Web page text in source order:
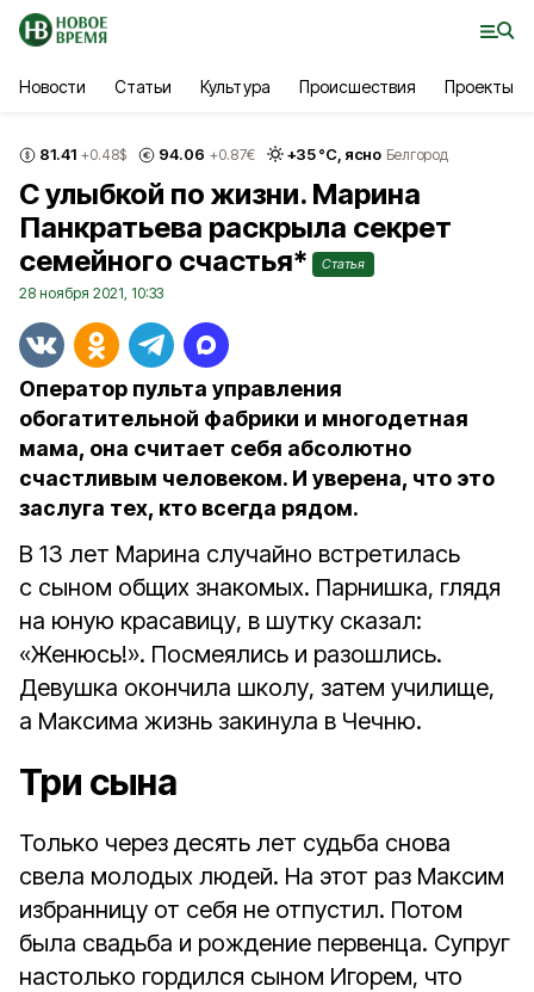
Новости Статьи Культура Происшествия Проекты
81.41 +0.48$ 94.06 +0.87€ +35°С, ясно Белгород
С улыбкой по жизни. Марина
Панкратьева раскрыла секрет
семейного счастья*
Статья
28 ноября 2021, 10:33
Оператор пульта управления
обогатительной фабрики и многодетная
мама, она считает себя абсолютно
счастливым человеком. И уверена, что это
заслуга тех, кто всегда рядом.
В 13 лет Марина случайно встретилась
с сыном общих знакомых. Парнишка, глядя
на юную красавицу, в шутку сказал:
«Женюсь!». Посмеялись и разошлись.
Девушка окончила школу, затем училище,
а Максима жизнь закинула в Чечню.
Три сына
Только через десять лет судьба снова
свела молодых людей. На этот раз Максим
избранницу от себя не отпустил. Потом
была свадьба и рождение первенца. Супруг
настолько гордился сыном Игорем, что